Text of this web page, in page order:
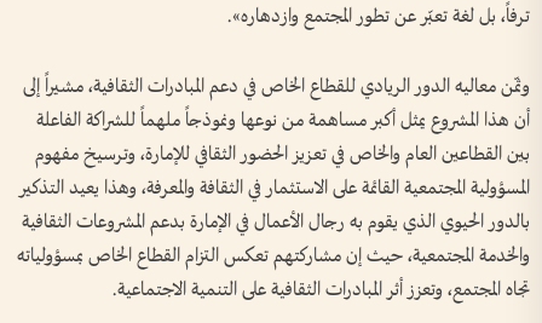
ترفاً، بل لغة تعبّر عن تطور المجتمع وازدهاره».
وثمّن معاليه الدور الريادي للقطاع الخاص في دعم المبادرات الثقافية، مشيراً إلى
أن هذا المشروع يمثل أكبر مساهمة من نوعها ونموذجاً ملهماً للشراكة الفاعلة
بين القطاعين العام والخاص في تعزيز الحضور الثقافي للإمارة، وترسيخ مفهوم
المسؤولية المجتمعية القائمة على الاستثمار في الثقافة والمعرفة، وهذا يعيد التذكير
بالدور الحيوي الذي يقوم به رجال الأعمال في الإمارة بدعم المشروعات الثقافية
والخدمة المجتمعية، حيث إن مشاركتهم تعكس التزام القطاع الخاص بمسؤولياته
تجاه المجتمع، وتعزز أثر المبادرات الثقافية على التنمية الاجتماعية.